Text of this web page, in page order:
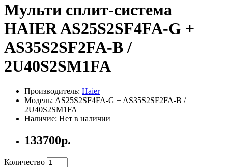
Mульти сплит-система
HAIER AS25S2SF4FA-G +
AS35S2SF2FA-B /
2U40S2SM1FA
Производитель: Haier
Модель: AS25S2SF4FA-G + AS35S2SF2FA-B /
2U40S2SM1FA
Наличие: Нет в наличии
133700р.
Количество